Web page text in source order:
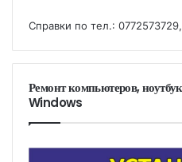
Справки по тел.:
Ремонт компьютеров,
Windows